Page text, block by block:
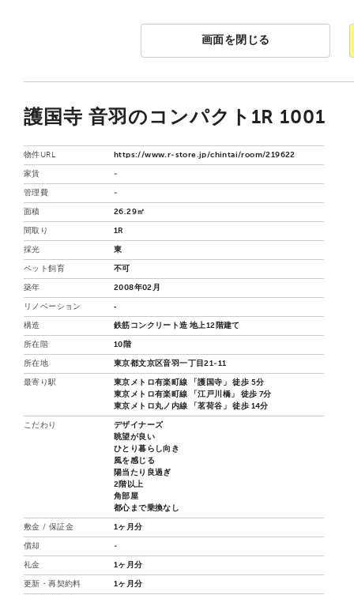
画面を閉じる
護国寺 音羽のコンパクト1R 1001
物件URL https://www.r-store.jp/chintai/room/219622
家賃 -
管理費 -
面積 26.29㎡
間取り 1R
採光 東
ペット飼育 不可
築年 2008年02月
リノベーション ‐
構造 鉄筋コンクリート造 地上12階建て
所在階 10階
所在地 東京都文京区音羽一丁目21-11
最寄り駅
東京メトロ有楽町線 「護国寺」 徒歩 5分
東京メトロ有楽町線 「江戸川橋」 徒歩 7分
東京メトロ丸ノ内線 「茗荷谷」 徒歩 14分
こだわり
デザイナーズ
眺望が良い
ひとり暮らし向き
風を感じる
陽当たり良過ぎ
2階以上
角部屋
都心まで乗換なし
敷金 / 保証金 1ヶ月分
償却 -
礼金 1ヶ月分
更新・再契約料 1ヶ月分